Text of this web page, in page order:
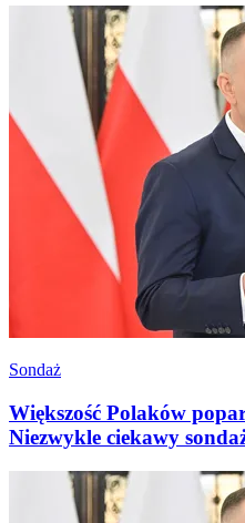
Sondaż
Większość Polaków
Niezwykle ciekawy